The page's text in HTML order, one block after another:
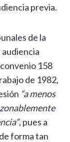
previa.
de la
audiencia
158
de 1982,
“a menos
, pues a
forma tan